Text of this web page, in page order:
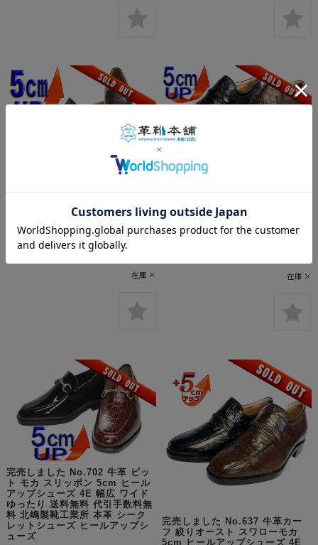
完売しました No.615 牛床革 ス
たり 送料無料 代引手数料無料
北嶋製靴工業所 本革 シークレッ
トシューズ ヒールアップシュー
¥16,500 (税込 ¥18,150)
在庫 ×
ド ゆったり 送料無料 代引手数
料無料 北嶋製靴工業所 本革 シ
ークレットシューズ ヒールアッ
在庫 ×
完売しました No.702 牛革 ビッ
ト モカ スリッポン 5cm ヒール
アップシューズ 4E 幅広 ワイド
ゆったり 送料無料 代引手数料無
料 北嶋製靴工業所 本革 シーク
レットシューズ ヒールアップシ
ューズ
完売しました No.637 牛革カー
フ 絞りオースト スワローモカ
5cm ヒールアップシューズ 4E